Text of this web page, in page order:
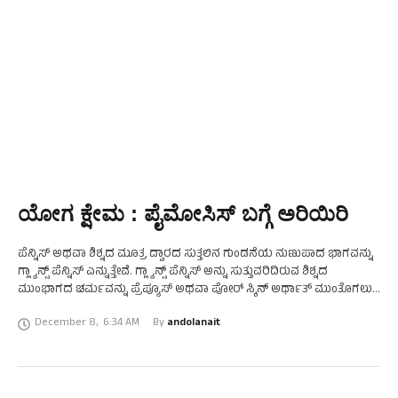
ಯೋಗ ಕ್ಷೇಮ : ಪೈಮೋಸಿಸ್ ಬಗ್ಗೆ ಅರಿಯಿರಿ
ಪೆನ್ನಿಸ್ ಅಥವಾ ಶಿಶ್ನದ ಮೂತ್ರ ದ್ವಾರದ ಸುತ್ತಲಿನ ಗುಂಡನೆಯ ನುಣುಪಾದ ಭಾಗವನ್ನು
ಗ್ಲ್ಯಾನ್ಸ್ ಪೆನ್ನಿಸ್ ಎನ್ನುತ್ತೇವೆ. ಗ್ಲ್ಯಾನ್ಸ್ ಪೆನ್ನಿಸ್ ಅನ್ನು ಸುತ್ತುವರಿದಿರುವ ಶಿಶ್ನದ
ಮುಂಭಾಗದ ಚರ್ಮವನ್ನು ಪ್ರೆಪ್ಯೂಸ್ ಅಥವಾ ಪೋರ್ ಸ್ಕಿನ್ ಅರ್ಥಾತ್ ಮುಂತೊಗಲು
December 8, 6:34 AM By andolanait